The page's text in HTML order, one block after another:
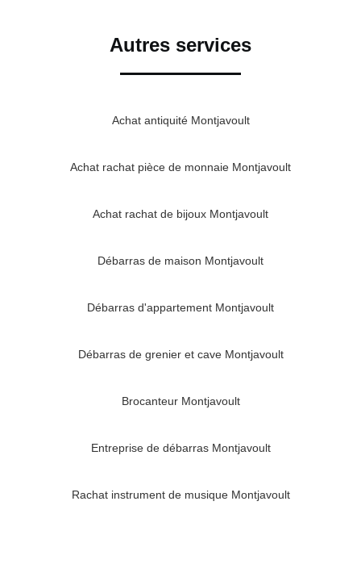
Autres services
Achat antiquité Montjavoult
Achat rachat pièce de monnaie Montjavoult
Achat rachat de bijoux Montjavoult
Débarras de maison Montjavoult
Débarras d'appartement Montjavoult
Débarras de grenier et cave Montjavoult
Brocanteur Montjavoult
Entreprise de débarras Montjavoult
Rachat instrument de musique Montjavoult